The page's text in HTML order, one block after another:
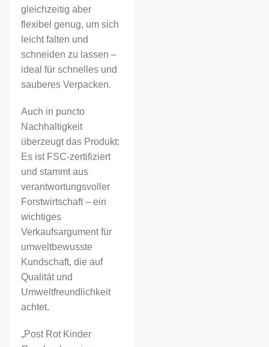
gleichzeitig aber
flexibel genug, um sich
leicht falten und
schneiden zu lassen –
ideal für schnelles und
sauberes Verpacken.
Auch in puncto
Nachhaltigkeit
überzeugt das Produkt:
Es ist FSC-zertifiziert
und stammt aus
verantwortungsvoller
Forstwirtschaft – ein
wichtiges
Verkaufsargument für
umweltbewusste
Kundschaft, die auf
Qualität und
Umweltfreundlichkeit
achtet.
„Post Rot Kinder